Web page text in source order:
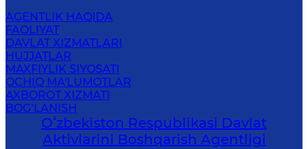
AGENTLIK HAQIDA
FAOLIYAT
DAVLAT XIZMATLARI
HUJJATLAR
MAXFIYLIK SIYOSATI
OCHIQ MA'LUMOTLAR
AXBOROT XIZMATI
BOG‘LANISH
Oʻzbekiston Respublikasi Davlat
Aktivlarini Boshqarish Agentligi